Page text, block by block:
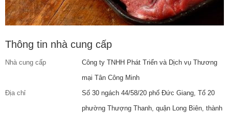
Thông tin nhà cung cấp
Nhà cung cấp
Công ty TNHH Phát Triển và Dịch vụ Thương
mại Tân Công Minh
Địa chỉ
Số 30 ngách 44/58/20 phố Đức Giang, Tổ 20
phường Thượng Thanh, quận Long Biên, thành